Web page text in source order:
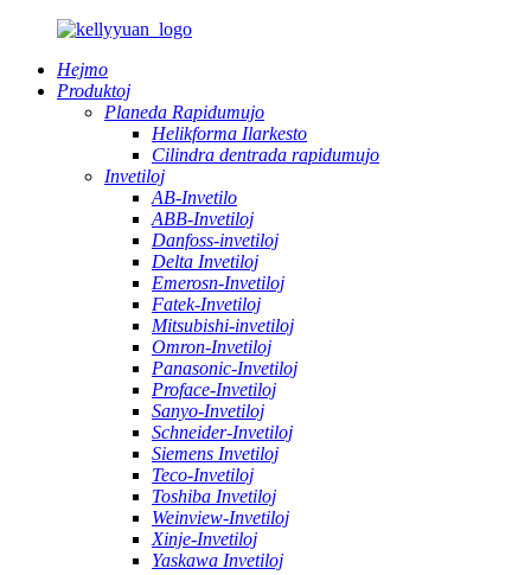
Hejmo
Produktoj
Planeda Rapidumujo
Helikforma Ilarkesto
Cilindra dentrada rapidumujo
Invetiloj
AB-Invetilo
ABB-Invetiloj
Danfoss-invetiloj
Delta Invetiloj
Emerosn-Invetiloj
Fatek-Invetiloj
Mitsubishi-invetiloj
Omron-Invetiloj
Panasonic-Invetiloj
Proface-Invetiloj
Sanyo-Invetiloj
Schneider-Invetiloj
Siemens Invetiloj
Teco-Invetiloj
Toshiba Invetiloj
Weinview-Invetiloj
Xinje-Invetiloj
Yaskawa Invetiloj